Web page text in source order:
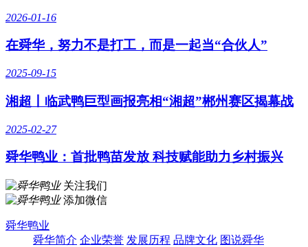
2026-01-16
在舜华，努力不是打工，而是一起当“合伙人”
2025-09-15
湘超丨临武鸭巨型画报亮相“湘超”郴州赛区揭幕战
2025-02-27
舜华鸭业：首批鸭苗发放 科技赋能助力乡村振兴
关注我们
添加微信
舜华鸭业
舜华简介 企业荣誉 发展历程 品牌文化 图说舜华